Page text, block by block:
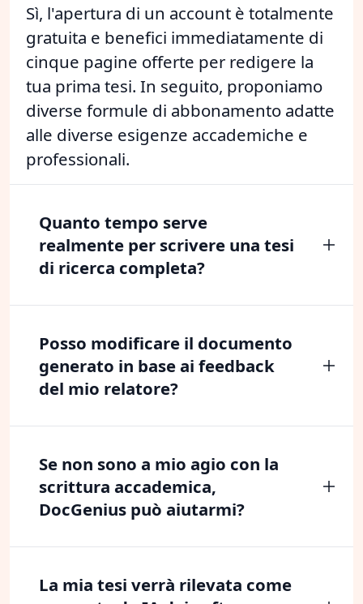
Sì, l'apertura di un account è totalmente
gratuita e benefici immediatamente di
cinque pagine offerte per redigere la
tua prima tesi. In seguito, proponiamo
diverse formule di abbonamento adatte
alle diverse esigenze accademiche e
professionali.
Quanto tempo serve
realmente per scrivere una tesi
di ricerca completa?
Posso modificare il documento
generato in base ai feedback
del mio relatore?
Se non sono a mio agio con la
scrittura accademica,
DocGenius può aiutarmi?
La mia tesi verrà rilevata come